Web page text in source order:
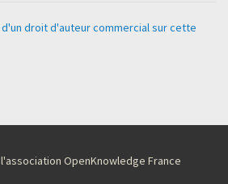
droit d'auteur commercial sur cette
OpenKnowledge France